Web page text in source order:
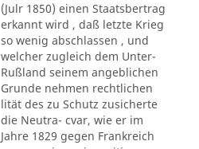
(Julr 1850) einen Staatsbertrag
erkannt wird , daß letzte Krieg
so wenig abschlassen , und
welcher zugleich dem Unter-
Rußland seinem angeblichen
Grunde nehmen rechtlichen
lität des zu Schutz zusicherte
die Neutra- cvar, wie er im
Jahre 1829 gegen Frankreich